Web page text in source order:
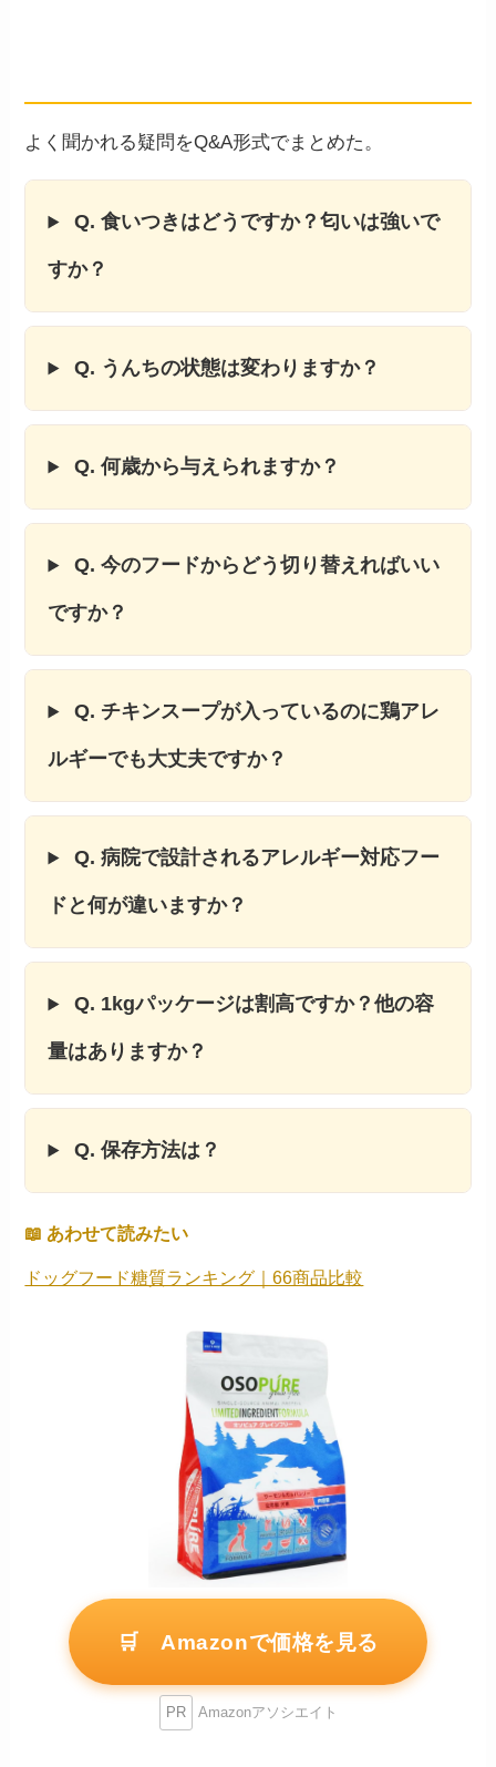
よく聞かれる疑問をQ&A形式でまとめた。
Q. 食いつきはどうですか？匂いは強いで
すか？
Q. うんちの状態は変わりますか？
Q. 何歳から与えられますか？
Q. 今のフードからどう切り替えればいい
ですか？
Q. チキンスープが入っているのに鶏アレ
ルギーでも大丈夫ですか？
Q. 病院で設計されるアレルギー対応フー
ドと何が違いますか？
Q. 1kgパッケージは割高ですか？他の容
量はありますか？
Q. 保存方法は？
📖 あわせて読みたい
ドッグフード糖質ランキング｜66商品比較
🛒 Amazonで価格を見る
PR Amazonアソシエイト